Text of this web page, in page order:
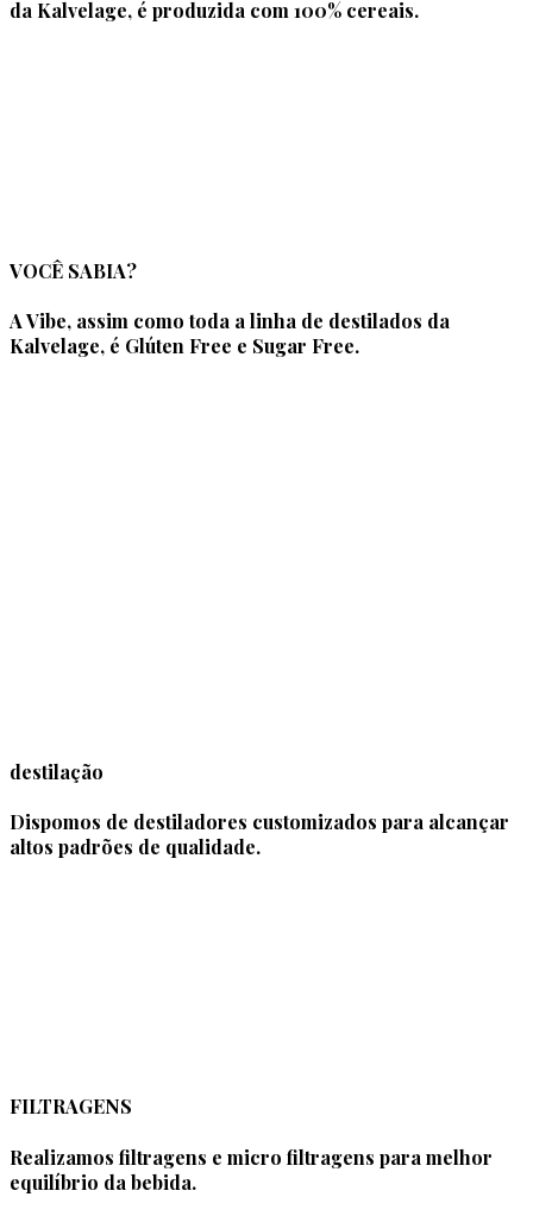
da Kalvelage, é produzida com 100% cereais.
VOCÊ SABIA?
A Vibe, assim como toda a linha de destilados da
Kalvelage, é Glúten Free e Sugar Free.
destilação
Dispomos de destiladores customizados para alcançar
altos padrões de qualidade.
FILTRAGENS
Realizamos filtragens e micro filtragens para melhor
equilíbrio da bebida.